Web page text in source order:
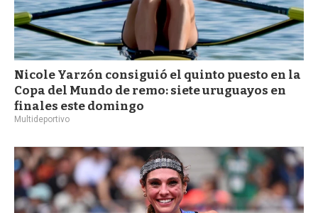
Nicole Yarzón consiguió el quinto puesto en la
Copa del Mundo de remo: siete uruguayos en
finales este domingo
Multideportivo